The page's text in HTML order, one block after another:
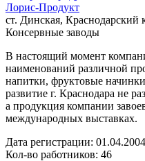
Лорис-Продукт
ст. Динская, Краснодарский
Консервные заводы
В настоящий момент
наименований различной
напитки, фруктовые
развитие г. Краснодара не
а продукция компании
международных выставках.
Дата регистрации: 01.04.2004
Кол-во работников: 46